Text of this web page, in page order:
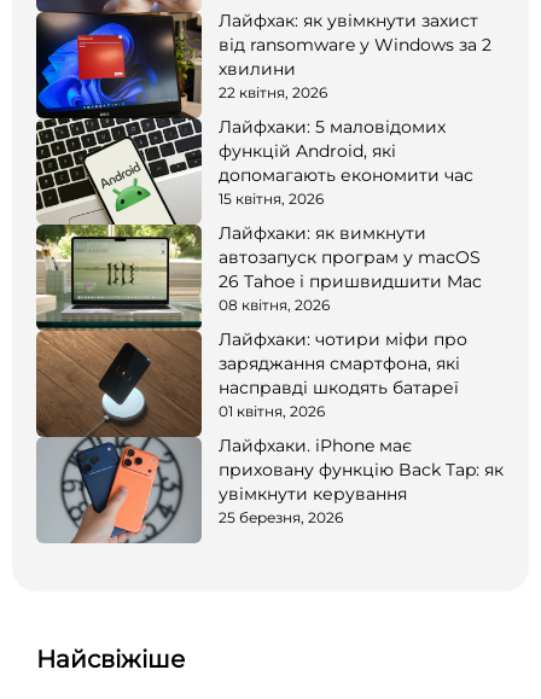
Лайфхак: як увімкнути захист
від ransomware у Windows за 2
хвилини
22 квітня, 2026
Лайфхаки: 5 маловідомих
функцій Android, які
допомагають економити час
15 квітня, 2026
Лайфхаки: як вимкнути
автозапуск програм у macOS
26 Tahoe і пришвидшити Mac
08 квітня, 2026
Лайфхаки: чотири міфи про
заряджання смартфона, які
насправді шкодять батареї
01 квітня, 2026
Лайфхаки. iPhone має
приховану функцію Back Tap: як
увімкнути керування
25 березня, 2026
Найсвіжіше